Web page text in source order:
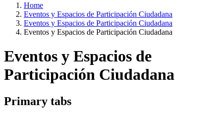
Home
Eventos y Espacios de Participación Ciudadana
Eventos y Espacios de Participación Ciudadana
Eventos y Espacios de Participación Ciudadana
Eventos y Espacios de
Participación Ciudadana
Primary tabs